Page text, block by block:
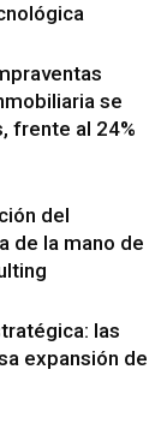
se
frente al 24%
del
de la mano de
las
expansión de